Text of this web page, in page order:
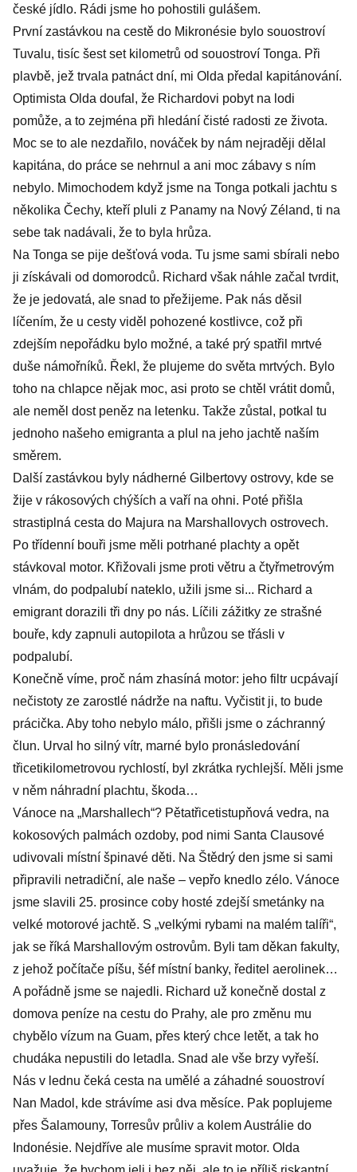
české jídlo. Rádi jsme ho pohostili gulášem.
První zastávkou na cestě do Mikronésie bylo souostroví
Tuvalu, tisíc šest set kilometrů od souostroví Tonga. Při
plavbě, jež trvala patnáct dní, mi Olda předal kapitánování.
Optimista Olda doufal, že Richardovi pobyt na lodi
pomůže, a to zejména při hledání čisté radosti ze života.
Moc se to ale nezdařilo, nováček by nám nejraději dělal
kapitána, do práce se nehrnul a ani moc zábavy s ním
nebylo. Mimochodem když jsme na Tonga potkali jachtu s
několika Čechy, kteří pluli z Panamy na Nový Zéland, ti na
sebe tak nadávali, že to byla hrůza.
Na Tonga se pije dešťová voda. Tu jsme sami sbírali nebo
ji získávali od domorodců. Richard však náhle začal tvrdit,
že je jedovatá, ale snad to přežijeme. Pak nás děsil
líčením, že u cesty viděl pohozené kostlivce, což při
zdejším nepořádku bylo možné, a také prý spatřil mrtvé
duše námořníků. Řekl, že plujeme do světa mrtvých. Bylo
toho na chlapce nějak moc, asi proto se chtěl vrátit domů,
ale neměl dost peněz na letenku. Takže zůstal, potkal tu
jednoho našeho emigranta a plul na jeho jachtě naším
směrem.
Další zastávkou byly nádherné Gilbertovy ostrovy, kde se
žije v rákosových chýších a vaří na ohni. Poté přišla
strastiplná cesta do Majura na Marshallovych ostrovech.
Po třídenní bouři jsme měli potrhané plachty a opět
stávkoval motor. Křižovali jsme proti větru a čtyřmetrovým
vlnám, do podpalubí nateklo, užili jsme si... Richard a
emigrant dorazili tři dny po nás. Líčili zážitky ze strašné
bouře, kdy zapnuli autopilota a hrůzou se třásli v
podpalubí.
Konečně víme, proč nám zhasíná motor: jeho filtr ucpávají
nečistoty ze zarostlé nádrže na naftu. Vyčistit ji, to bude
prácička. Aby toho nebylo málo, přišli jsme o záchranný
člun. Urval ho silný vítr, marné bylo pronásledování
třicetikilometrovou rychlostí, byl zkrátka rychlejší. Měli jsme
v něm náhradní plachtu, škoda…
Vánoce na „Marshallech“? Pětatřicetistupňová vedra, na
kokosových palmách ozdoby, pod nimi Santa Clausové
udivovali místní špinavé děti. Na Štědrý den jsme si sami
připravili netradiční, ale naše – vepřo knedlo zélo. Vánoce
jsme slavili 25. prosince coby hosté zdejší smetánky na
velké motorové jachtě. S „velkými rybami na malém talíři“,
jak se říká Marshallovým ostrovům. Byli tam děkan fakulty,
z jehož počítače píšu, šéf místní banky, ředitel aerolinek…
A pořádně jsme se najedli. Richard už konečně dostal z
domova peníze na cestu do Prahy, ale pro změnu mu
chybělo vízum na Guam, přes který chce letět, a tak ho
chudáka nepustili do letadla. Snad ale vše brzy vyřeší.
Nás v lednu čeká cesta na umělé a záhadné souostroví
Nan Madol, kde strávíme asi dva měsíce. Pak poplujeme
přes Šalamouny, Torresův průliv a kolem Austrálie do
Indonésie. Nejdříve ale musíme spravit motor. Olda